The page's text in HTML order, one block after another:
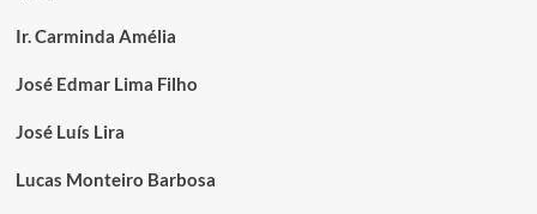
Ir. Carminda Amélia
José Edmar Lima Filho
José Luís Lira
Lucas Monteiro Barbosa